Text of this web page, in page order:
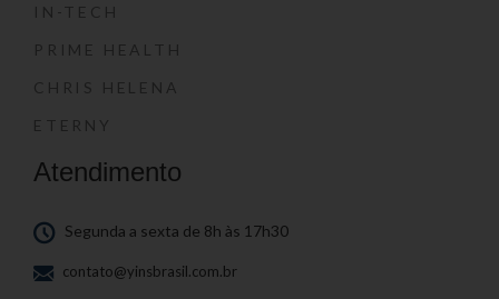
IN-TECH
PRIME HEALTH
CHRIS HELENA
ETERNY
Atendimento
Segunda a sexta de 8h às 17h30
contato@yinsbrasil.com.br